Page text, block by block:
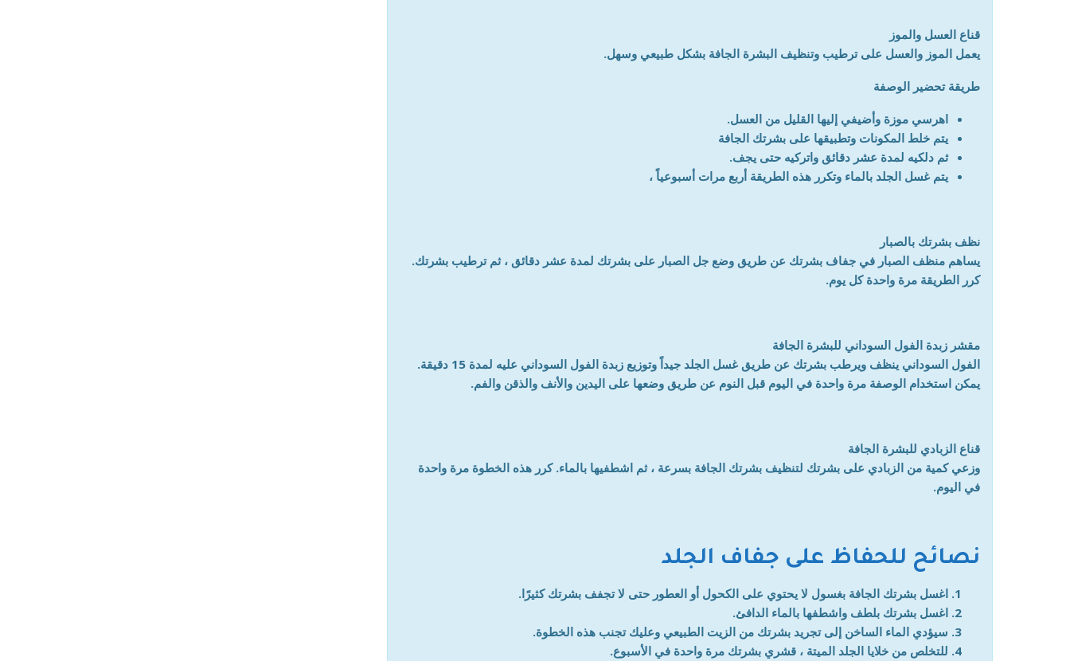
قناع العسل والموز
يعمل الموز والعسل على ترطيب وتنظيف البشرة الجافة بشكل طبيعي وسهل.
طريقة تحضير الوصفة
اهرسي موزة وأضيفي إليها القليل من العسل.
يتم خلط المكونات وتطبيقها على بشرتك الجافة
ثم دلكيه لمدة عشر دقائق واتركيه حتى يجف.
يتم غسل الجلد بالماء وتكرر هذه الطريقة أربع مرات أسبوعياً ،
نظف بشرتك بالصبار
يساهم منظف الصبار في جفاف بشرتك عن طريق وضع جل الصبار على بشرتك لمدة عشر دقائق ، ثم ترطيب بشرتك.
كرر الطريقة مرة واحدة كل يوم.
مقشر زبدة الفول السوداني للبشرة الجافة
الفول السوداني ينظف ويرطب بشرتك عن طريق غسل الجلد جيداً وتوزيع زبدة الفول السوداني عليه لمدة 15 دقيقة.
يمكن استخدام الوصفة مرة واحدة في اليوم قبل النوم عن طريق وضعها على اليدين والأنف والذقن والفم.
قناع الزبادي للبشرة الجافة
وزعي كمية من الزبادي على بشرتك لتنظيف بشرتك الجافة بسرعة ، ثم اشطفيها بالماء. كرر هذه الخطوة مرة واحدة
في اليوم.
نصائح للحفاظ على جفاف الجلد
اغسل بشرتك الجافة بغسول لا يحتوي على الكحول أو العطور حتى لا تجفف بشرتك كثيرًا.
اغسل بشرتك بلطف واشطفها بالماء الدافئ.
سيؤدي الماء الساخن إلى تجريد بشرتك من الزيت الطبيعي وعليك تجنب هذه الخطوة.
للتخلص من خلايا الجلد الميتة ، قشري بشرتك مرة واحدة في الأسبوع.